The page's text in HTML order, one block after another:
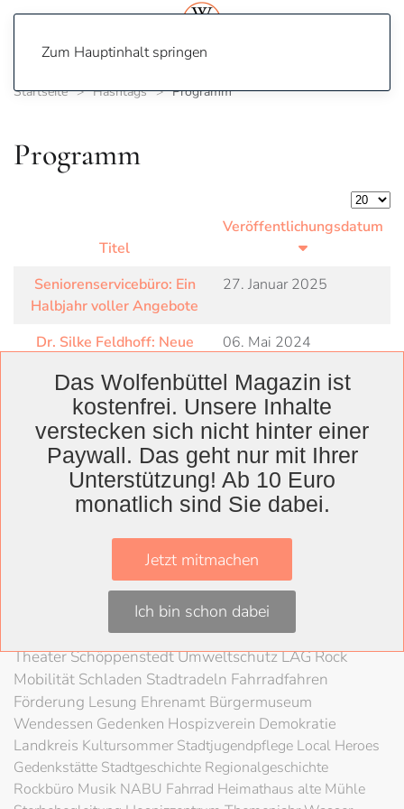
Zum Hauptinhalt springen
Startseite Hashtags Programm
Programm
Titel
Veröffentlichungsdatum
Seniorenservicebüro: Ein
Halbjahr voller Angebote
27. Januar 2025
Dr. Silke Feldhoff: Neue
06. Mai 2024
WolfenbüttelLandkreis
Herzog August BibliothekNachhaltigkeit
KunstKunstvereinMuseumFestival
Braunschweigische LandschaftHAB
Wolfenbüttel80 Jahre KriegsendeLiteratur
TheaterSchöppenstedtUmweltschutzLAG Rock
Mobilität Schladen Stadtradeln Fahrradfahren
Förderung Lesung Ehrenamt Bürgermuseum
Wendessen Gedenken Hospizverein Demokratie
Landkreis KultursommerStadtjugendpflege Local Heroes
Gedenkstätte Stadtgeschichte Regionalgeschichte
Rockbüro Musik NABU Fahrrad Heimathaus alte Mühle
Das Wolfenbüttel Magazin ist
kostenfrei. Unsere Inhalte
verstecken sich nicht hinter einer
Paywall. Das geht nur mit Ihrer
Unterstützung! Ab 10 Euro
monatlich sind Sie dabei.
Jetzt mitmachen
Ich bin schon dabei